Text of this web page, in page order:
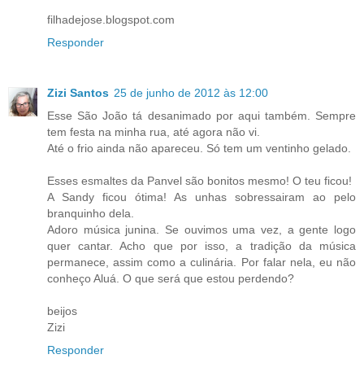
filhadejose.blogspot.com
Responder
Zizi Santos 25 de junho de 2012 às 12:00
Esse São João tá desanimado por aqui também. Sempre
tem festa na minha rua, até agora não vi.
Até o frio ainda não apareceu. Só tem um ventinho gelado.
Esses esmaltes da Panvel são bonitos mesmo! O teu ficou!
A Sandy ficou ótima! As unhas sobressairam ao pelo
branquinho dela.
Adoro música junina. Se ouvimos uma vez, a gente logo
quer cantar. Acho que por isso, a tradição da música
permanece, assim como a culinária. Por falar nela, eu não
conheço Aluá. O que será que estou perdendo?
beijos
Zizi
Responder